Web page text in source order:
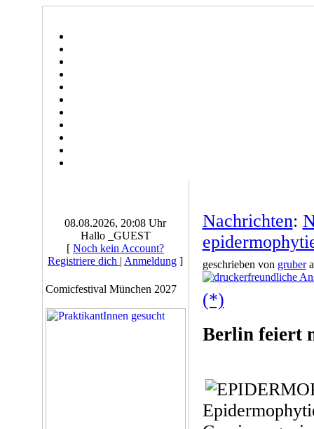
08.08.2026, 20:08 Uhr
Hallo _GUEST
[ Noch kein Account?
Registriere dich | Anmeldung ]
Comicfestival München 2027
Nachrichten:
geschrieben von gruber
(*)
Berlin feiert